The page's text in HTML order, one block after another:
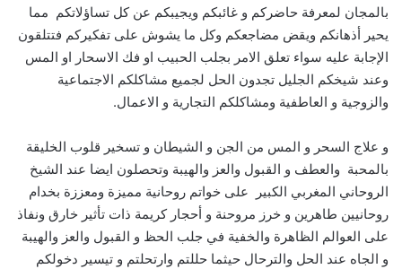
بالمجان لمعرفة حاضركم و غائبكم ويجيبكم عن كل تساؤلاتكم مما
يحير أذهانكم ويقض مضاجعكم وكل ما يشوش على تفكيركم فتتلقون
الإجابة عليه سواء تعلق الامر بجلب الحبيب او فك الاسحار او المس
وعند شيخكم الجليل تجدون الحل لجميع مشاكلكم الاجتماعية
والزوجية و العاطفية ومشاكلكم التجارية و الاعمال.
و علاج السحر و المس من الجن و الشيطان و تسخير قلوب الخليقة
بالمحبة والعطف و القبول والعز والهيبة وتحصلون ايضا عند الشيخ
الروحاني المغربي الكبير على خواتم روحانية مميزة ومعززة بخدام
روحانيين طاهرين و خرز مروحنة و أحجار كريمة ذات تأثير خارق ونفاذ
على العوالم الظاهرة والخفية في جلب الحظ و القبول والعز والهيبة
و الجاه عند الحل والترحال حيثما حللتم وارتحلتم و تيسير دخولكم